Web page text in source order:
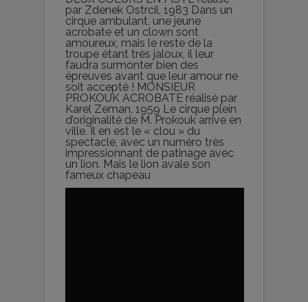
par Zdenek Ostrcil, 1983 Dans un
cirque ambulant, une jeune
acrobate et un clown sont
amoureux, mais le reste de la
troupe étant très jaloux, il leur
faudra surmonter bien des
épreuves avant que leur amour ne
soit accepté ! MONSIEUR
PROKOUK ACROBATE réalisé par
Karel Zeman, 1959 Le cirque plein
d’originalité de M. Prokouk arrive en
ville. Il en est le « clou » du
spectacle, avec un numéro très
impressionnant de patinage avec
un lion. Mais le lion avale son
fameux chapeau